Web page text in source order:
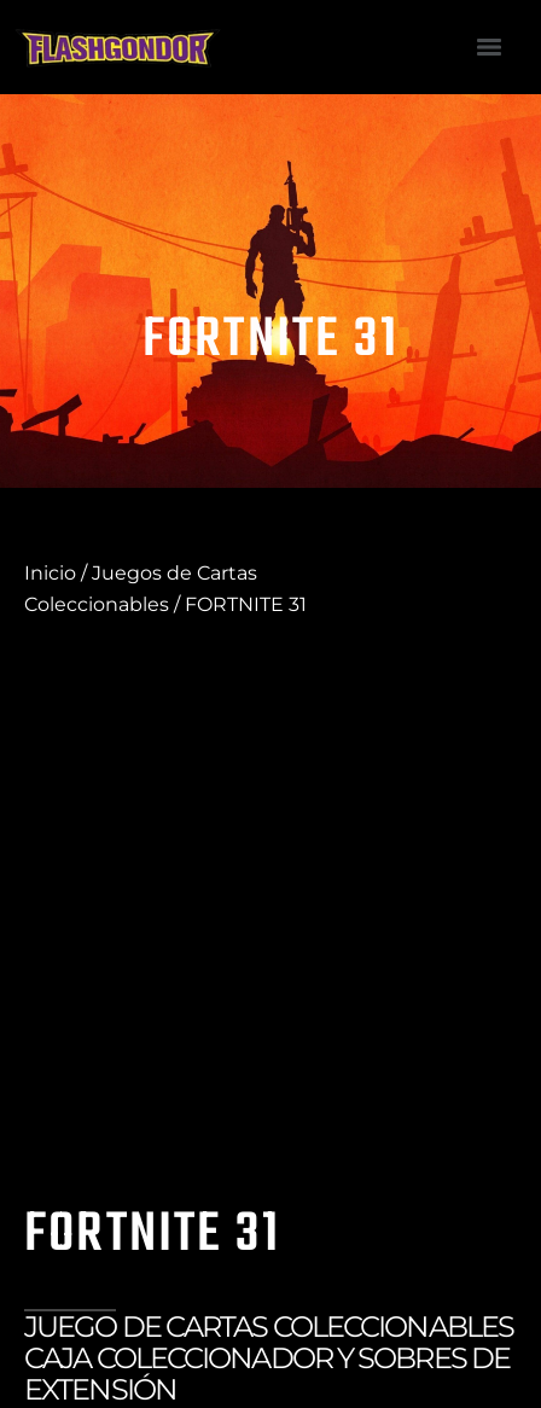
FORTNITE 31
Inicio /Juegos de Cartas
Coleccionables / FORTNITE 31
FORTNITE 31
JUEGO DE CARTAS COLECCIONABLES
CAJA COLECCIONADOR Y SOBRES DE
EXTENSIÓN